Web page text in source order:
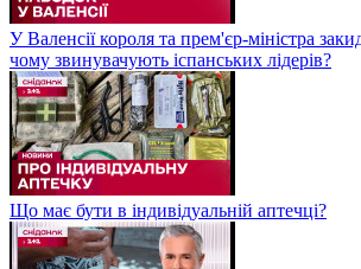
Чи дійсно Гітлер мертвий? Таємниці
давали спокою світу!